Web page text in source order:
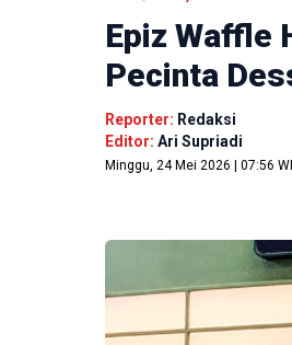
Epiz Waffle
Pecinta
Reporter: Redaksi
Editor: Ari Supriadi
Minggu, 24 Mei 2026 | 07:56